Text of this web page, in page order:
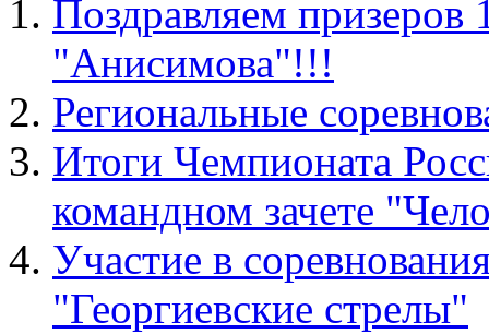
Поздравляем призеров
"Анисимова"!!!
Региональные
Итоги Чемпионата
командном зачете
Участие в
"Георгиевские стрелы"